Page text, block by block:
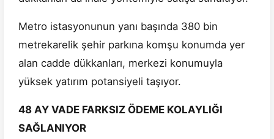
Metro istasyonunun yanı başında 380 bin
metrekarelik şehir parkına komşu konumda yer
alan cadde dükkanları, merkezi konumuyla
yüksek yatırım potansiyeli taşıyor.
48 AY VADE FARKSIZ ÖDEME KOLAYLIĞI
SAĞLANIYOR